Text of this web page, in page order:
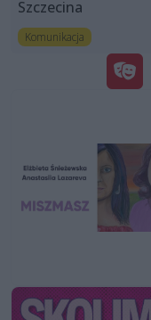
Szczecina
Komunikacja